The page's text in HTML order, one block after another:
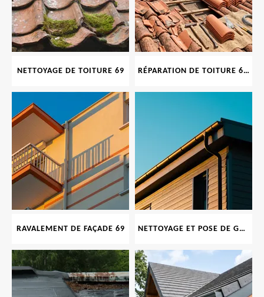
NETTOYAGE DE TOITURE 69 RÉPARATION DE TOITURE 69 RHONE, TUILES CASSÉES OU ABIMÉES
RAVALEMENT DE FAÇADE 69 NETTOYAGE ET POSE DE GOUTTIÈRE 69